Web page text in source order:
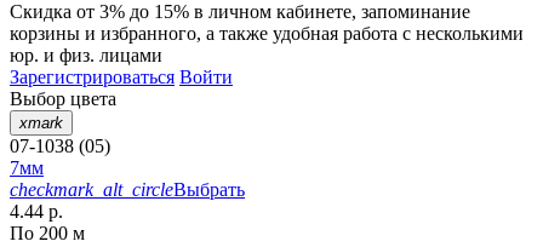
Скидка от 3% до 15% в личном кабинете, запоминание
корзины и избранного, а также удобная работа с несколькими
юр. и физ. лицами
Зарегистрироваться Войти
Выбор цвета
xmark
07-1038 (05)
7мм
checkmark_alt_circleВыбрать
4.44 р.
По 200 м